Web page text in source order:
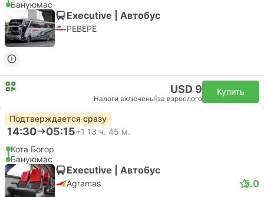
Бануюмас
Executive | Автобус
PEBEPE
USD 9
Налоги включены за взрослого
Купить
Подтверждается сразу
14:30 05:15+1 13 ч. 45 м.
Кота Богор
Бануюмас
Executive | Автобус
Agramas 5.0